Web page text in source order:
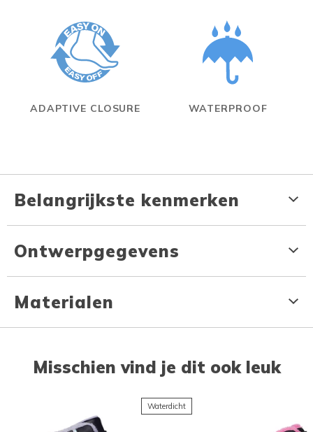
ADAPTIVE CLOSURE WATERPROOF
Belangrijkste kenmerken
Ontwerpgegevens
Materialen
Misschien vind je dit ook leuk
Waterdicht